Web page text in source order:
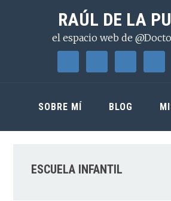
contenido
RAÚL DE LA
el espacio web de
SOBRE MÍ BLOG
ESCUELA INFANTIL